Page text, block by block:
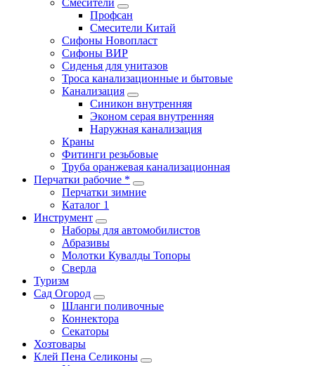
Профсан
Смесители Китай
Сифоны Новопласт
Сифоны ВИР
Сиденья для унитазов
Троса канализационные и бытовые
Канализация
Синикон внутренняя
Эконом серая внутренняя
Наружная канализация
Краны
Фитинги резьбовые
Труба оранжевая канализационная
Перчатки рабочие *
Перчатки зимние
Каталог 1
Инструмент
Наборы для автомобилистов
Абразивы
Молотки Кувалды Топоры
Сверла
Туризм
Сад Огород
Шланги поливочные
Коннектора
Секаторы
Хозтовары
Клей Пена Селиконы